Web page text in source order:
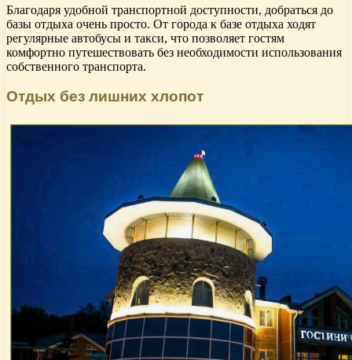
Благодаря удобной транспортной доступности, добраться до
базы отдыха очень просто. От города к базе отдыха ходят
регулярные автобусы и такси, что позволяет гостям
комфортно путешествовать без необходимости использования
собственного транспорта.
Отдых без лишних хлопот